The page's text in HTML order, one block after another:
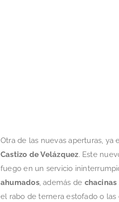
Otra de las nuevas aperturas,
Castizo de Velázquez. Este
fuego en un servicio
ahumados, además de
el rabo de ternera estofado o